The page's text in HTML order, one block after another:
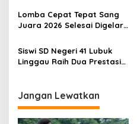
s
Bersinergi Bangun Daerah
Lomba Cepat Tepat Sang
Juara 2026 Selesai Digelar,
Penerima Penghargaan
Spesial
Siswi SD Negeri 41 Lubuk
Linggau Raih Dua Prestasi
Jangan Lewatkan